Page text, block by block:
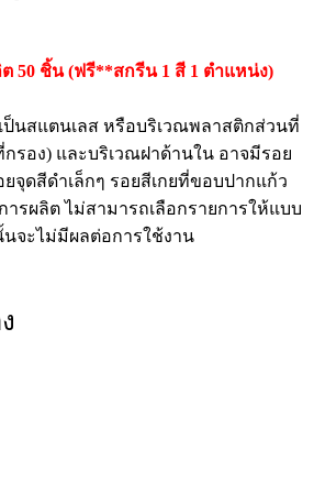
50 ชิ้น (ฟรี**สกรีน 1 สี 1 ตำแหน่ง)
นสแตนเลส หรือบริเวณพลาสติกส่วนที่
รอง) และบริเวณฝาด้านใน อาจมีรอย
จุดสีดำเล็กๆ รอยสีเกยที่ขอบปากแก้ว
ารผลิต ไม่สามารถเลือกรายการให้แบบ
จะไม่มีผลต่อการใช้งาน